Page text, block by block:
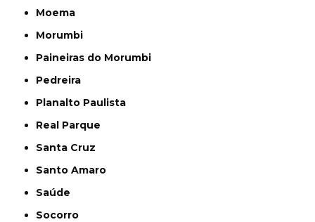
Moema
Morumbi
Paineiras do Morumbi
Pedreira
Planalto Paulista
Real Parque
Santa Cruz
Santo Amaro
Saúde
Socorro